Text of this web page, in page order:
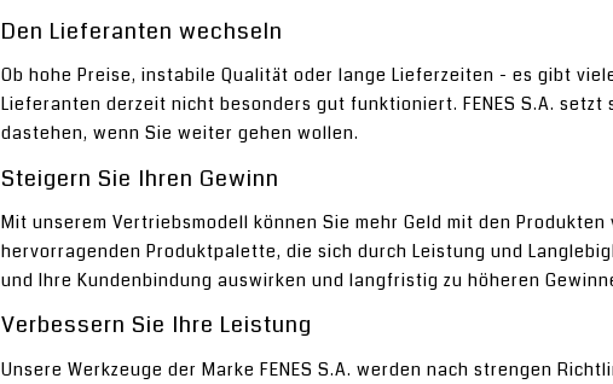
Den Lieferanten wechseln
Ob hohe Preise, instabile Qualität oder lange Lieferzeiten - es gibt
Lieferanten derzeit nicht besonders gut funktioniert. FENES S.A.
dastehen, wenn Sie weiter gehen wollen.
Steigern Sie Ihren Gewinn
Mit unserem Vertriebsmodell können Sie mehr Geld mit den
hervorragenden Produktpalette, die sich durch Leistung und
und Ihre Kundenbindung auswirken und langfristig zu höheren
Verbessern Sie Ihre Leistung
Unsere Werkzeuge der Marke FENES S.A. werden nach strengen